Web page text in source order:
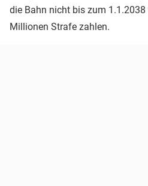
die Bahn nicht bis zum
Millionen Strafe zahlen.